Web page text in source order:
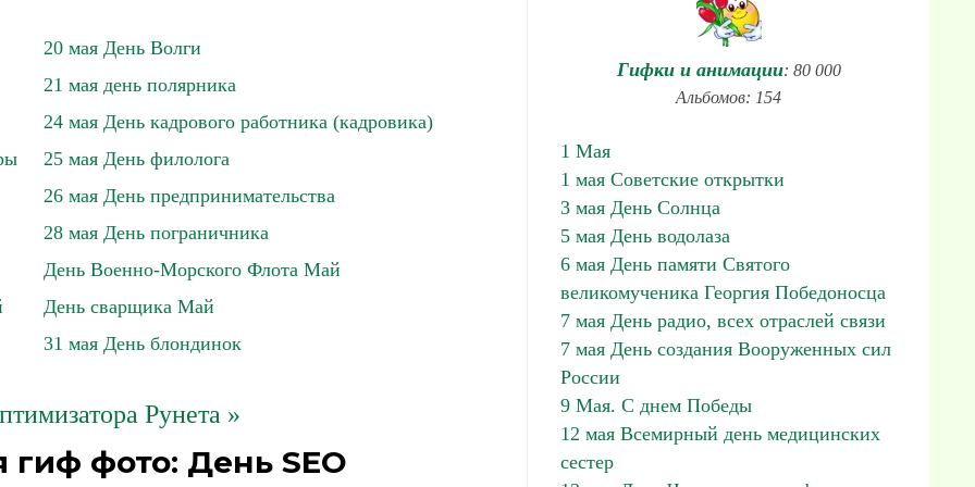
20 мая День Волги
21 мая день полярника
24 мая День кадрового работника (кадровика)
25 мая День филолога
26 мая День предпринимательства
28 мая День пограничника
День Военно-Морского Флота Май
День сварщика Май
31 мая День блондинок
Рунета »
фото: День SEO
Гифки и анимации: 80 000
Альбомов: 154
1 Мая
1 мая Советские открытки
3 мая День Солнца
5 мая День водолаза
6 мая День памяти Святого
великомученика Георгия Победоносца
7 мая День радио, всех отраслей связи
7 мая День создания Вооруженных сил
России
9 Мая. С днем Победы
12 мая Всемирный день медицинских
сестер